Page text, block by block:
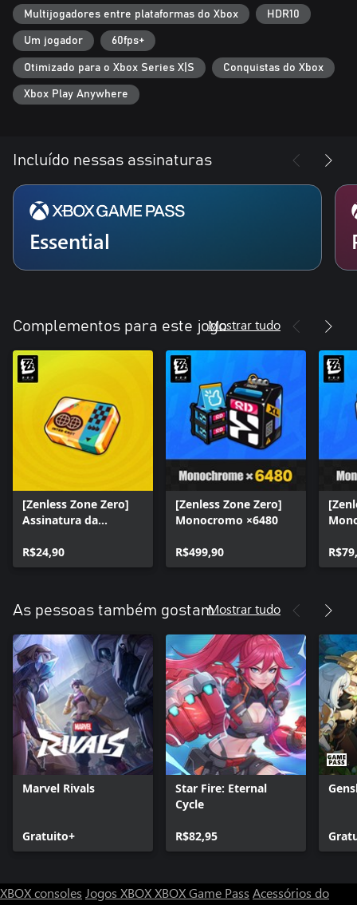
Multijogadores entre plataformas do Xbox HDR10
Um jogador 60fps+
Otimizado para o Xbox Series X|S Conquistas do Xbox
Xbox Play Anywhere
Incluído nessas assinaturas
Essential
Complementos para este jogoMostrar tudo
[Zenless Zone Zero]
Assinatura da
R$24,90
[Zenless Zone Zero]
Monocromo ×6480
R$499,90
As pessoas também gostamMostrar tudo
Marvel Rivals
Gratuito+
Star Fire: Eternal
Cycle
R$82,95
XBOX consoles Jogos XBOXXBOX Game Pass Acessórios do